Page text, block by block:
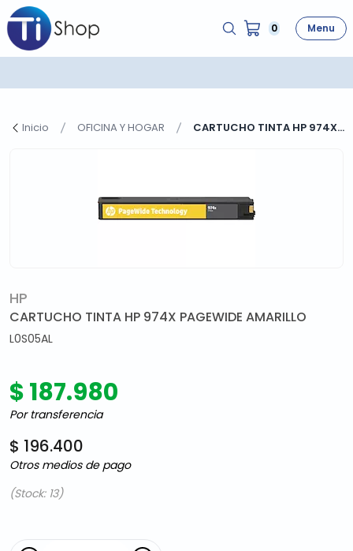
0 Menu
Inicio OFICINA Y HOGAR CARTUCHO TINTA HP 974X...
HP
CARTUCHO TINTA HP 974X PAGEWIDE AMARILLO
L0S05AL
$ 187.980
Por transferencia
$ 196.400
Otros medios de pago
(Stock: 13)